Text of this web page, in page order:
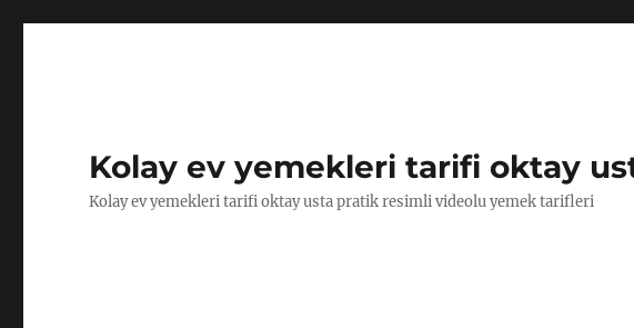
Kolay ev yemekleri tarifi oktay
Kolay ev yemekleri tarifi oktay usta pratik resimli videolu yemek tarifleri